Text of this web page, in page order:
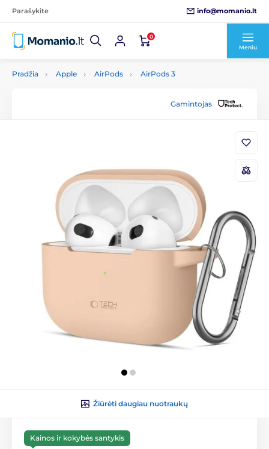
Parašykite info@momanio.lt
0
Meniu
Pradžia Apple AirPods AirPods 3
Gamintojas
Žiūrėti daugiau nuotraukų
Kainos ir kokybės santykis